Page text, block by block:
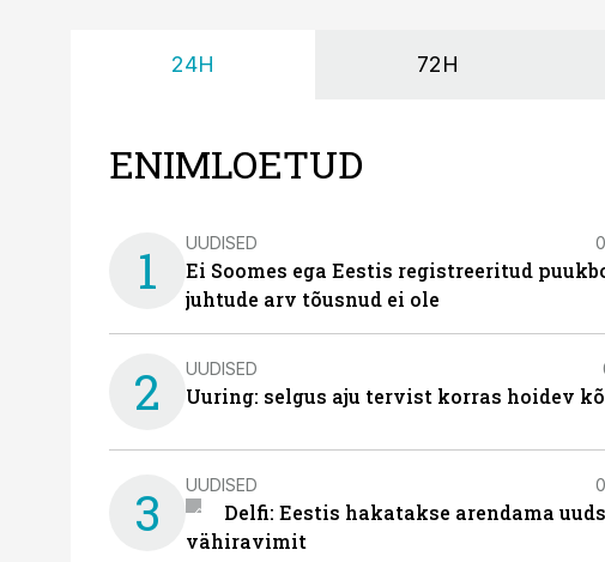
24H 72H
ENIMLOETUD
1 UUDISED
Ei Soomes ega Eestis registreeritud
juhtude arv tõusnud ei ole
2 UUDISED
Uuring: selgus aju tervist korras hoidev
3 UUDISED
Delfi: Eestis hakatakse arendama
vähiravimit